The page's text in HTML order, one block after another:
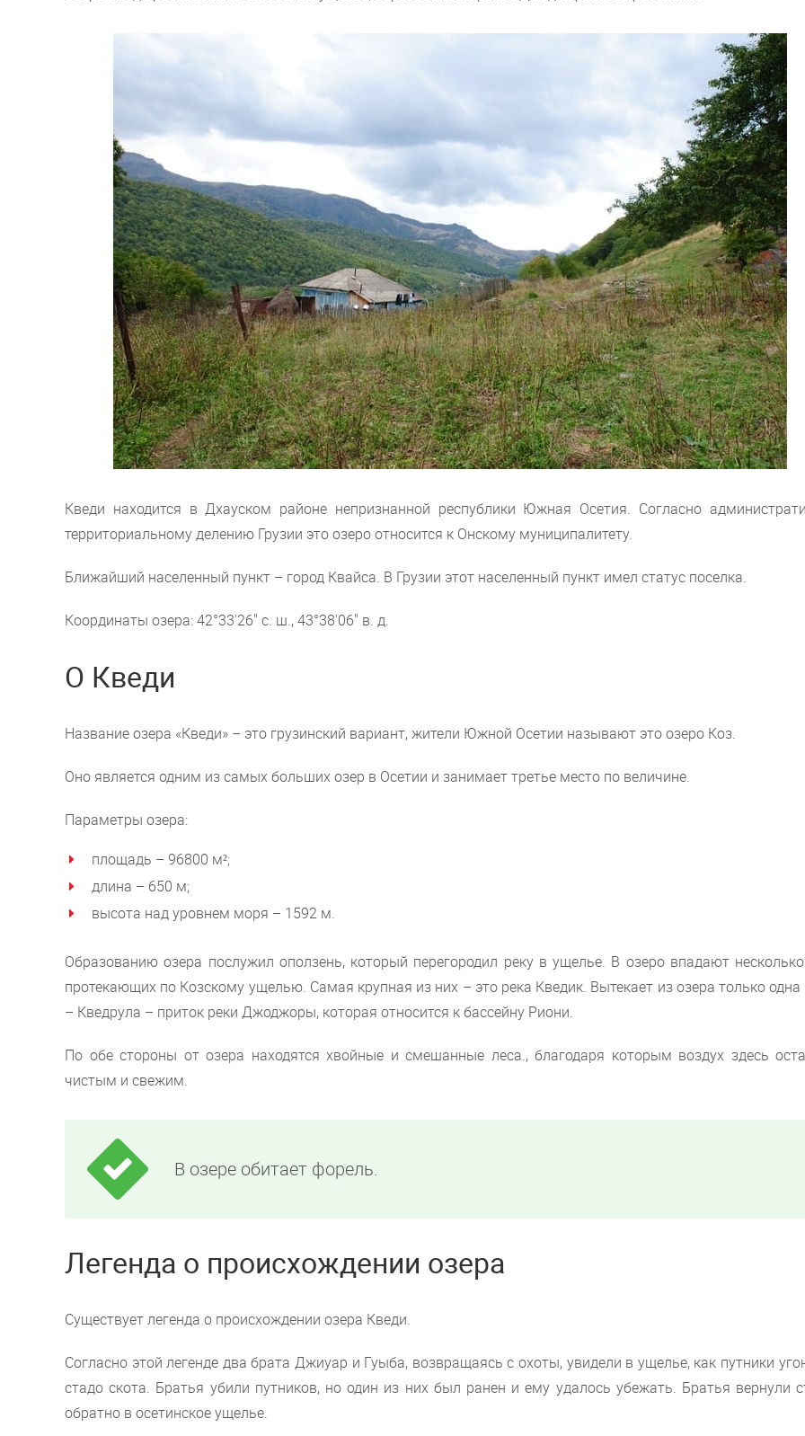
Кведи находится в Дхауском районе непризнанной республики Южная Осетия. Согласно
территориальному делению Грузии это озеро относится к Онскому муниципалитету.
Ближайший населенный пункт – город Квайса. В Грузии этот населенный пункт имел статус поселка.
Координаты озера: 42°33′26″ с. ш., 43°38′06″ в. д.
О Кведи
Название озера «Кведи» – это грузинский вариант, жители Южной Осетии называют это озеро Коз.
Оно является одним из самых больших озер в Осетии и занимает третье место по величине.
Параметры озера:
площадь – 96800 м²;
длина – 650 м;
высота над уровнем моря – 1592 м.
Образованию озера послужил оползень, который перегородил реку в ущелье. В озеро впадают
протекающих по Козскому ущелью. Самая крупная из них – это река Кведик. Вытекает из озера только одна
– Кведрула – приток реки Джоджоры, которая относится к бассейну Риони.
По обе стороны от озера находятся хвойные и смешанные леса., благодаря которым воздух здесь
чистым и свежим.
В озере обитает форель.
Легенда о происхождении озера
Существует легенда о происхождении озера Кведи.
Согласно этой легенде два брата Джиуар и Гуыба, возвращаясь с охоты, увидели в ущелье, как путники
стадо скота. Братья убили путников, но один из них был ранен и ему удалось убежать. Братья вернули
обратно в осетинское ущелье.